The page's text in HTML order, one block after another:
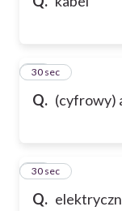
Q. (cyfrowy)
74
30 sec
Q.
75
30 sec